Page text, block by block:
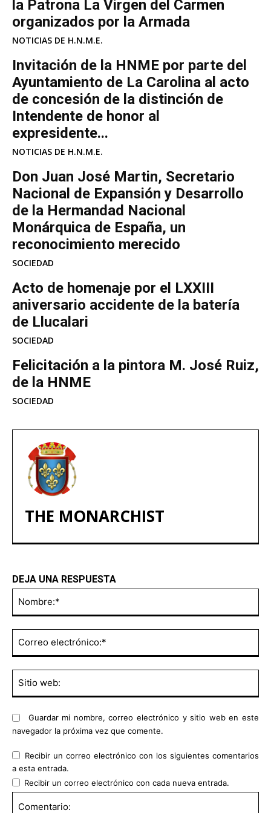
la Patrona La Virgen del Carmen
organizados por la Armada
NOTICIAS DE H.N.M.E.
Invitación de la HNME por parte del
Ayuntamiento de La Carolina al acto
de concesión de la distinción de
Intendente de honor al
expresidente...
NOTICIAS DE H.N.M.E.
Don Juan José Martin, Secretario
Nacional de Expansión y Desarrollo
de la Hermandad Nacional
Monárquica de España, un
reconocimiento merecido
SOCIEDAD
Acto de homenaje por el LXXIII
aniversario accidente de la batería
de Llucalari
SOCIEDAD
Felicitación a la pintora M. José Ruiz,
de la HNME
SOCIEDAD
THE MONARCHIST
DEJA UNA RESPUESTA
Guardar mi nombre, correo electrónico y sitio web en este
navegador la próxima vez que comente.
Recibir un correo electrónico con los siguientes comentarios
a esta entrada.
Recibir un correo electrónico con cada nueva entrada.